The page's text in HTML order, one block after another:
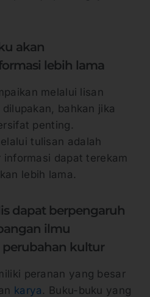
akan
lebih lama
melalui lisan
bahkan jika
penting.
tulisan adalah
dapat terekam
lebih lama.
dapat berpengaruh
ilmu
kultur
peranan yang besar
karya . Buku-buku yang